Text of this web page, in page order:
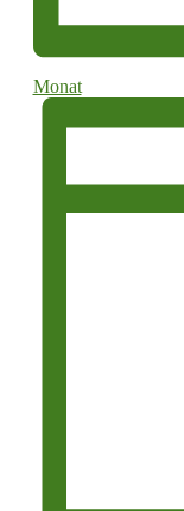
Monat